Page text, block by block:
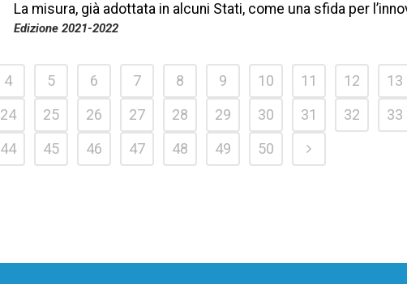
La misura, già adottata in alcuni Stati, come una sfida per
Edizione 2021-2022
4 5 6 7 8 9 10 11 12 13
24 25 26 27 28 29 30 31 32 33
44 45 46 47 48 49 50